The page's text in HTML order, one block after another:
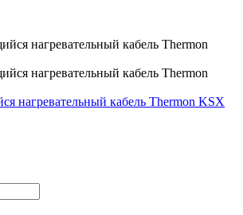
нагревательный кабель Thermon KSX